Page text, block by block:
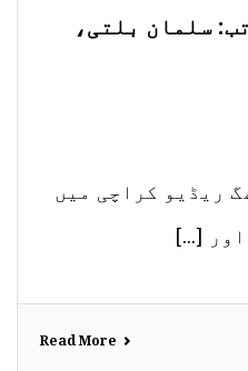
سلمان بلتی،
لگ بھگ ریڈیو کراچی میں
[...]
Read More